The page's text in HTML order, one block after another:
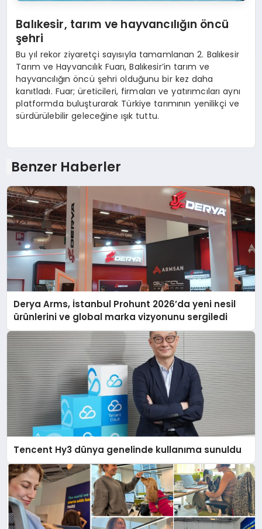
Balıkesir, tarım ve hayvancılığın öncü
şehri
Bu yıl rekor ziyaretçi sayısıyla tamamlanan 2. Balıkesir
Tarım ve Hayvancılık Fuarı, Balıkesir’in tarım ve
hayvancılığın öncü şehri olduğunu bir kez daha
kanıtladı. Fuar; üreticileri, firmaları ve yatırımcıları aynı
platformda buluşturarak Türkiye tarımının yenilikçi ve
sürdürülebilir geleceğine ışık tuttu.
Benzer Haberler
Derya Arms, İstanbul Prohunt 2026’da yeni nesil
ürünlerini ve global marka vizyonunu sergiledi
Tencent Hy3 dünya genelinde kullanıma sunuldu